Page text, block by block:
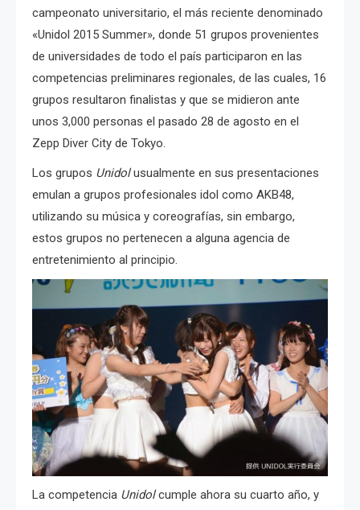
campeonato universitario, el más reciente denominado
«Unidol 2015 Summer», donde 51 grupos provenientes
de universidades de todo el país participaron en las
competencias preliminares regionales, de las cuales, 16
grupos resultaron finalistas y que se midieron ante
unos 3,000 personas el pasado 28 de agosto en el
Zepp Diver City de Tokyo.
Los grupos Unidolusualmente en sus presentaciones
emulan a grupos profesionales idol como AKB48,
utilizando su música y coreografías, sin embargo,
estos grupos no pertenecen a alguna agencia de
entretenimiento al principio.
La competencia Unidolcumple ahora su cuarto año, y